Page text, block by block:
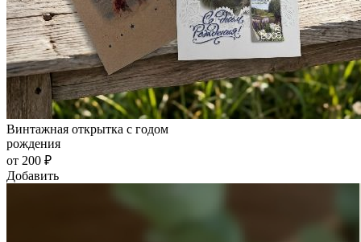
Винтажная открытка с годом
рождения
от 200 ₽
Добавить